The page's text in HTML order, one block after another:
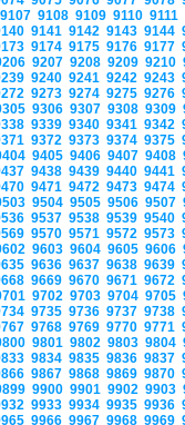
9107 9108 9109 9110 9111
9141 9142 9143 9144
9174 9175 9176 9177
9207 9208 9209 9210
9240 9241 9242 9243
9273 9274 9275 9276
9306 9307 9308 9309
9339 9340 9341 9342
9372 9373 9374 9375
9405 9406 9407 9408
9438 9439 9440 9441
9471 9472 9473 9474
9504 9505 9506 9507
9537 9538 9539 9540
9570 9571 9572 9573
9603 9604 9605 9606
9636 9637 9638 9639
9669 9670 9671 9672
9702 9703 9704 9705
9735 9736 9737 9738
9768 9769 9770 9771
9801 9802 9803 9804
9834 9835 9836 9837
9867 9868 9869 9870
9900 9901 9902 9903
9933 9934 9935 9936
9966 9967 9968 9969